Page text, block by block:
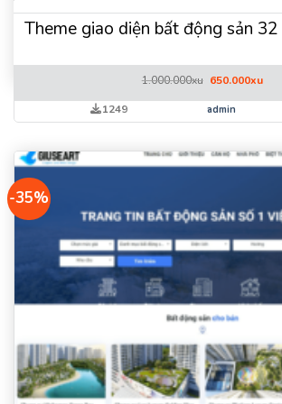
Theme giao diện bất động sản 32
1.000.000xu Giá
là:
1.000.000xu.
650.000xuGiá
tại
1249 admin
-35%